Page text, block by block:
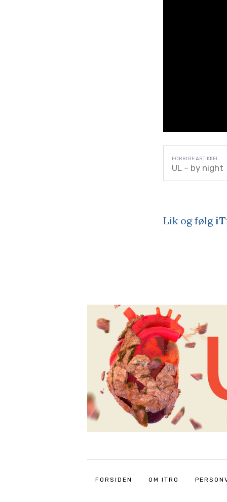
UL – by night
Lik og følg
FORSIDEN OM ITRO